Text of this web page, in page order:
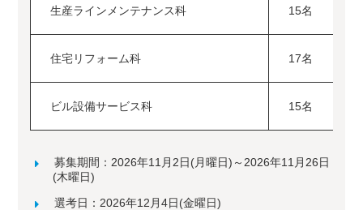
生産ラインメンテナンス科 15名
住宅リフォーム科 17名
ビル設備サービス科 15名
募集期間：2026年11月2日(月曜日)～2026年11月26日
(木曜日)
選考日：2026年12月4日(金曜日)